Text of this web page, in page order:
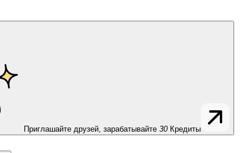
Приглашайте друзей, зарабатывайте 30 Кредиты